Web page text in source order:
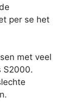
per se het
met veel
S2000.